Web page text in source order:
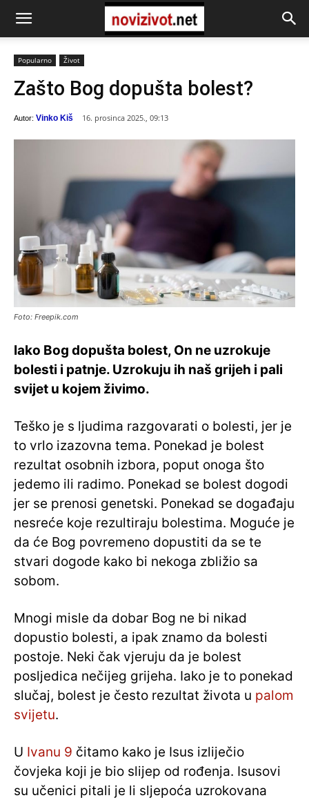
Popularno Život
Zašto Bog dopušta bolest?
Autor: Vinko Kiš 16. prosinca 2025., 09:13
Foto: Freepik.com
Iako Bog dopušta bolest, On ne uzrokuje
bolesti i patnje. Uzrokuju ih naš grijeh i pali
svijet u kojem živimo.
Teško je s ljudima razgovarati o bolesti, jer je
to vrlo izazovna tema. Ponekad je bolest
rezultat osobnih izbora, poput onoga što
jedemo ili radimo. Ponekad se bolest dogodi
jer se prenosi genetski. Ponekad se događaju
nesreće koje rezultiraju bolestima. Moguće je
da će Bog povremeno dopustiti da se te
stvari dogode kako bi nekoga zbližio sa
sobom.
Mnogi misle da dobar Bog ne bi nikad
dopustio bolesti, a ipak znamo da bolesti
postoje. Neki čak vjeruju da je bolest
posljedica nečijeg grijeha. Iako je to ponekad
slučaj, bolest je često rezultat života u palom
svijetu.
U Ivanu 9 čitamo kako je Isus izliječio
čovjeka koji je bio slijep od rođenja. Isusovi
su učenici pitali je li sljepoća uzrokovana